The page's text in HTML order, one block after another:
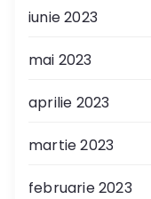
iunie 2023
mai 2023
aprilie 2023
martie 2023
februarie 2023